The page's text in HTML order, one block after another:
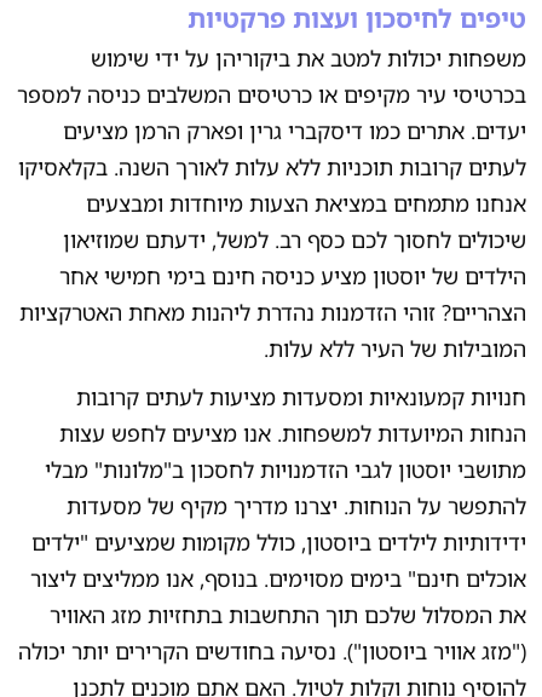
טיפים לחיסכון ועצות פרקטיות
משפחות יכולות למטב את ביקוריהן על ידי שימוש
בכרטיסי עיר מקיפים או כרטיסים המשלבים כניסה למספר
יעדים. אתרים כמו דיסקברי גרין ופארק הרמן מציעים
לעתים קרובות תוכניות ללא עלות לאורך השנה. בקלאסיקו
אנחנו מתמחים במציאת הצעות מיוחדות ומבצעים
שיכולים לחסוך לכם כסף רב. למשל, ידעתם שמוזיאון
הילדים של יוסטון מציע כניסה חינם בימי חמישי אחר
הצהריים? זוהי הזדמנות נהדרת ליהנות מאחת האטרקציות
המובילות של העיר ללא עלות.
חנויות קמעונאיות ומסעדות מציעות לעתים קרובות
הנחות המיועדות למשפחות. אנו מציעים לחפש עצות
מתושבי יוסטון לגבי הזדמנויות לחסכון ב"מלונות" מבלי
להתפשר על הנוחות. יצרנו מדריך מקיף של מסעדות
ידידותיות לילדים ביוסטון, כולל מקומות שמציעים "ילדים
אוכלים חינם" בימים מסוימים. בנוסף, אנו ממליצים ליצור
את המסלול שלכם תוך התחשבות בתחזיות מזג האוויר
("מזג אוויר ביוסטון"). נסיעה בחודשים הקרירים יותר יכולה
להוסיף נוחות וקלות לטיול. האם אתם מוכנים לתכנן